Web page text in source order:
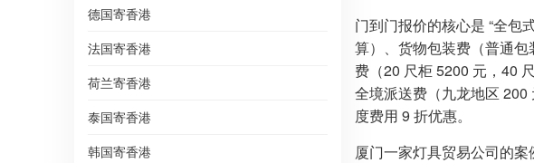
德国寄香港
法国寄香港
荷兰寄香港
泰国寄香港
韩国寄香港
门到门报价的核心是 “全包
算）、货物包装费（普通
费（20 尺柜 5200 元，40
全境派送费（九龙地区
度费用 9 折优惠。
厦门一家灯具贸易公司的